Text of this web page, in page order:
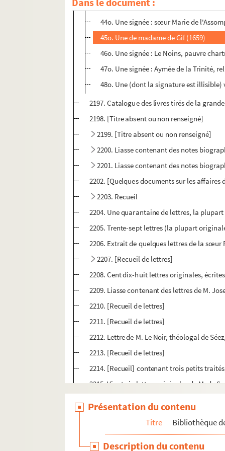
43o. Une signée : sœur Jeanne de Saint
44o. Une signée : sœur Marie de
45o. Une de madame de Gif (1659)
46o. Une signée : Le Noins, pauvre
47o. Une signée : Aymée de la Trinité,
48o. Une (dont la signature est illisible)
2197. Catalogue des livres tirés de la
2198. [Titre absent ou non renseigné]
2199. [Titre absent ou non renseigné]
2200. Liasse contenant des notes
2201. Liasse contenant des notes
2202. [Quelques documents sur les
2203. Recueil
2204. Une quarantaine de lettres, la
2205. Trente-sept lettres (la plupart
2206. Extrait de quelques lettres de la
2207. [Recueil de lettres]
2208. Cent dix-huit lettres originales,
2209. Liasse contenant des lettres de M.
2210. [Recueil de lettres]
2211. [Recueil de lettres]
2212. Lettre de M. Le Noir, théologal de
2213. [Recueil de lettres]
2214. [Recueil] contenant trois petits
2215. Vingt-six lettres originales de M. de
2219. Trois lettres originales de M. de
Présentation du contenu
Titre Bibliothèque
Description du contenu